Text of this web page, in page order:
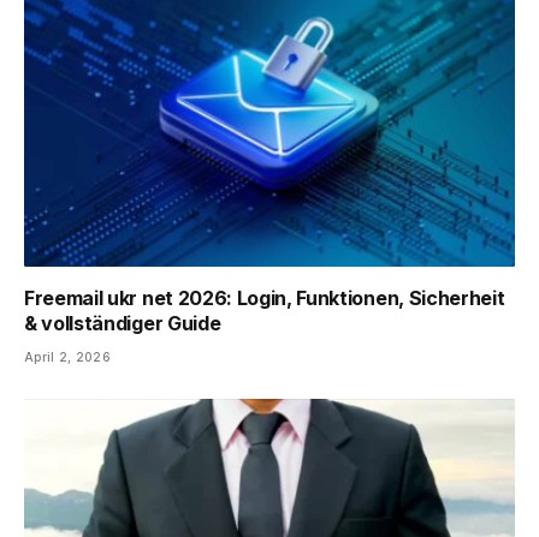
Freemail ukr net 2026: Login, Funktionen, Sicherheit
& vollständiger Guide
April 2, 2026